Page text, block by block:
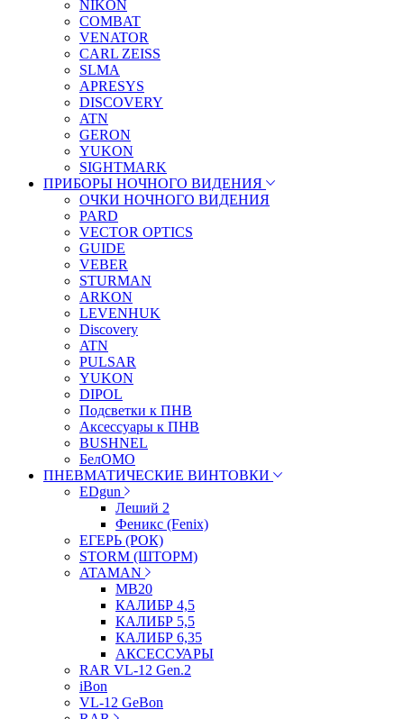
NIKON
COMBAT
VENATOR
CARL ZEISS
SLMA
APRESYS
DISCOVERY
ATN
GERON
YUKON
SIGHTMARK
ПРИБОРЫ НОЧНОГО ВИДЕНИЯ
ОЧКИ НОЧНОГО ВИДЕНИЯ
PARD
VECTOR OPTICS
GUIDE
VEBER
STURMAN
ARKON
LEVENHUK
Discovery
ATN
PULSAR
YUKON
DIPOL
Подсветки к ПНВ
Аксессуары к ПНВ
BUSHNEL
БелОМО
ПНЕВМАТИЧЕСКИЕ ВИНТОВКИ
EDgun
Леший 2
Феникс (Fenix)
ЕГЕРЬ (РОК)
STORM (ШТОРМ)
ATAMAN
МВ20
КАЛИБР 4,5
КАЛИБР 5,5
КАЛИБР 6,35
АКСЕССУАРЫ
RAR VL-12 Gen.2
iBon
VL-12 GeBon